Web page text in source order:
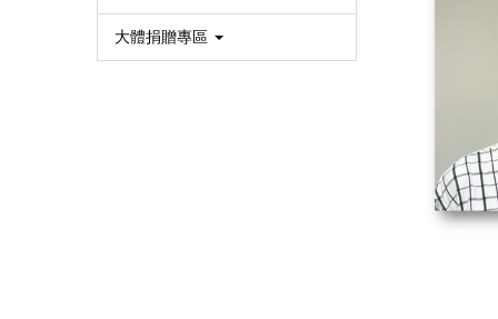
大體捐贈專區